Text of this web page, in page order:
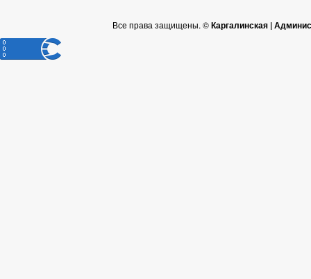
Все права защищены. ©Каргалинская |